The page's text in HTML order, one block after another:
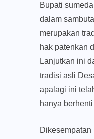
Bupati
dalam
merupakan
hak patenkan
Lanjutkan ini
tradisi asli
apalagi ini
hanya